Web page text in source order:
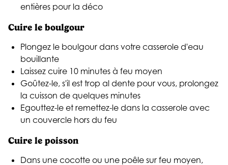
entières pour la déco
Cuire le boulgour
Plongez le boulgour dans votre casserole d'eau
bouillante
Laissez cuire 10 minutes à feu moyen
Goûtez-le, s'il est trop al dente pour vous, prolongez
la cuisson de quelques minutes
Egouttez-le et remettez-le dans la casserole avec
un couvercle hors du feu
Cuire le poisson
Dans une cocotte ou une poêle sur feu moyen,